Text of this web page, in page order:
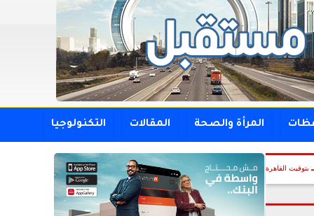
المرأة والصحة المقالات التكنولوجيا
بتوقيت القاهرة